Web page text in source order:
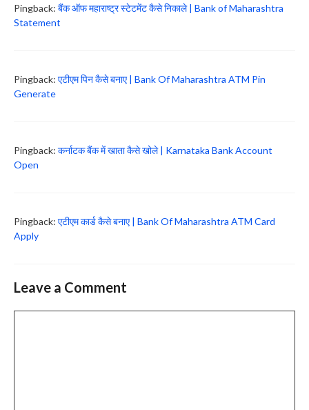
Pingback: बैंक ऑफ महाराष्ट्र स्टेटमेंट कैसे निकाले | Bank of Maharashtra
Statement
Pingback: एटीएम पिन कैसे बनाए | Bank Of Maharashtra ATM Pin
Generate
Pingback: कर्नाटक बैंक में खाता कैसे खोले | Karnataka Bank Account
Open
Pingback: एटीएम कार्ड कैसे बनाए | Bank Of Maharashtra ATM Card
Apply
Leave a Comment